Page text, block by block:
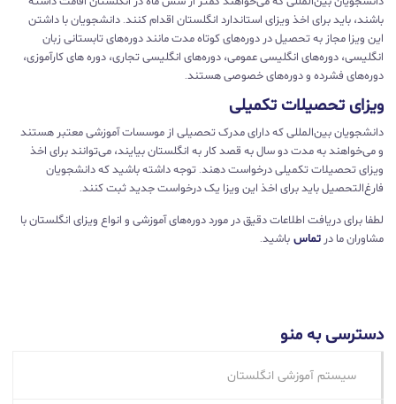
باشند، باید برای اخذ ویزای استاندارد انگلستان اقدام کنند. دانشجویان با داشتن
این ویزا مجاز به تحصیل در دوره‌های کوتاه مدت مانند دوره‌های تابستانی زبان
انگلیسی، دوره‌های انگلیسی عمومی، دوره‌های انگلیسی تجاری، دوره های کارآموزی،
دوره‌های فشرده و دوره‌های خصوصی هستند.
ویزای تحصیلات تکمیلی
دانشجویان بین‌المللی که دارای مدرک تحصیلی از موسسات آموزشی معتبر هستند
و می‌خواهند به مدت دو سال به قصد کار به انگلستان بیایند، می‌توانند برای اخذ
ویزای تحصیلات تکمیلی درخواست دهند. توجه داشته باشید که دانشجویان
فارغ‌التحصیل باید برای اخذ این ویزا یک درخواست جدید ثبت کنند.
لطفا برای دریافت اطلاعات دقیق در مورد دوره‌های آموزشی و انواع ویزای انگلستان با
مشاوران ما درتماسباشید.
دسترسی به منو
سیستم آموزشی انگلستان